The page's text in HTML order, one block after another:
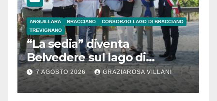
ANGUILLARA BRACCIANO
CONSORZIO LAGO DI BRACCIANO
TREVIGNANO
“La sedia” diventa
Belvedere sul lago di
Bracciano: ieri
l’inaugurazione
7 AGOSTO 2026 GRAZIAROSA VILLANI